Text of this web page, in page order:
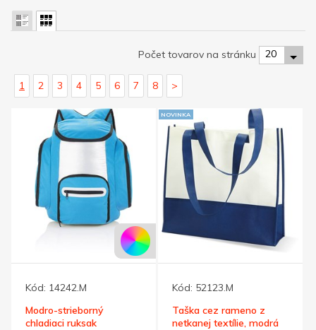
Počet tovarov na stránku 20
1 2 3 4 5 6 7 8 >
Kód: 14242.M
Modro-strieborný
chladiaci ruksak
NOVINKA
Kód: 52123.M
Taška cez rameno z
netkanej textílie, modrá